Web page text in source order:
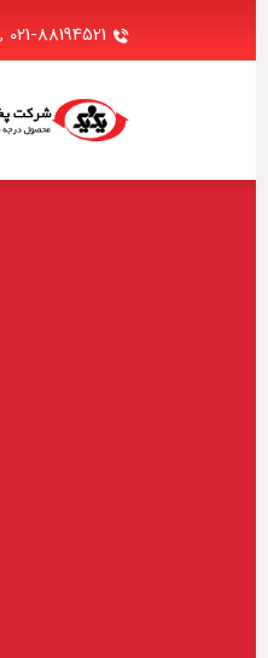
021-88194521
,